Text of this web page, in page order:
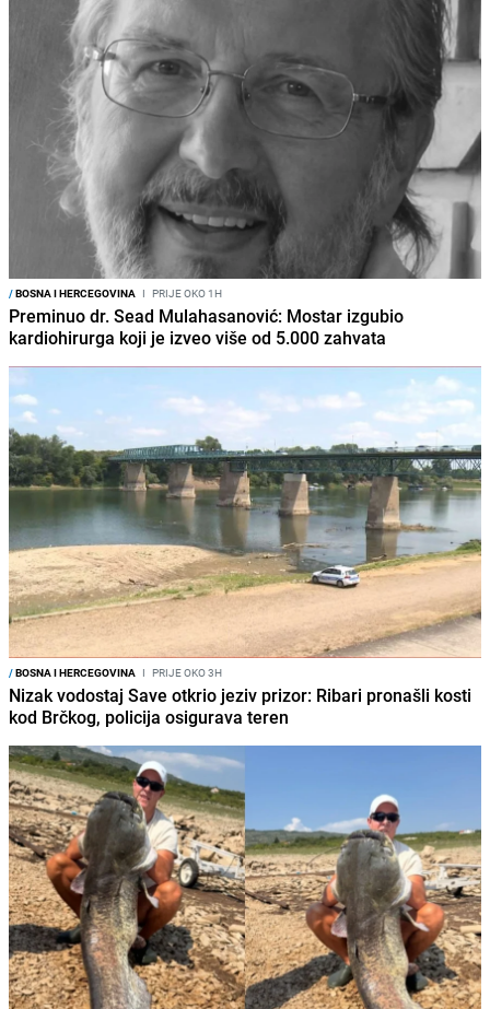
/BOSNA I HERCEGOVINA I PRIJE OKO 1H
Preminuo dr. Sead Mulahasanović: Mostar izgubio
kardiohirurga koji je izveo više od 5.000 zahvata
/BOSNA I HERCEGOVINA I PRIJE OKO 3H
Nizak vodostaj Save otkrio jeziv prizor: Ribari pronašli kosti
kod Brčkog, policija osigurava teren